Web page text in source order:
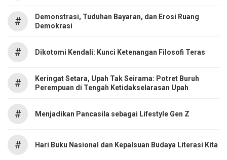
#
Demonstrasi, Tuduhan Bayaran, dan Erosi Ruang
Demokrasi
# Dikotomi Kendali: Kunci Ketenangan Filosofi Teras
#
Keringat Setara, Upah Tak Seirama: Potret Buruh
Perempuan di Tengah Ketidakselarasan Upah
# Menjadikan Pancasila sebagai Lifestyle Gen Z
# Hari Buku Nasional dan Kepalsuan Budaya Literasi Kita